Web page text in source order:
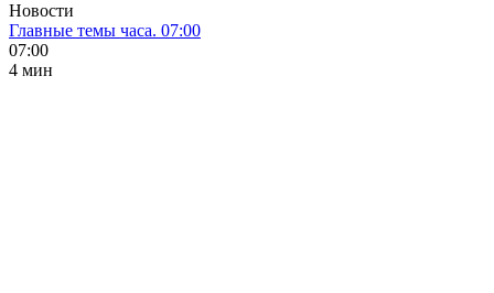
Новости
Главные темы часа. 07:00
07:00
4 мин